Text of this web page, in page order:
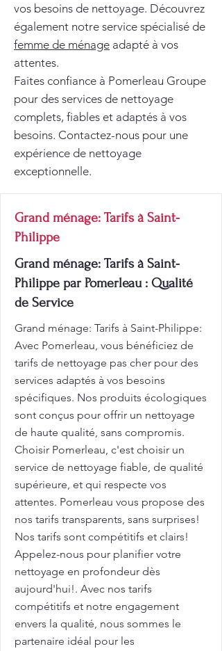
vos besoins de nettoyage. Découvrez
également notre service spécialisé de
femme de ménage adapté à vos
attentes.
Faites confiance à Pomerleau Groupe
pour des services de nettoyage
complets, fiables et adaptés à vos
besoins. Contactez-nous pour une
expérience de nettoyage
exceptionnelle.
Grand ménage: Tarifs à Saint-
Philippe
Grand ménage: Tarifs à Saint-
Philippe par Pomerleau : Qualité
de Service
Grand ménage: Tarifs à Saint-Philippe:
Avec Pomerleau, vous bénéficiez de
tarifs de nettoyage pas cher pour des
services adaptés à vos besoins
spécifiques. Nos produits écologiques
sont conçus pour offrir un nettoyage
de haute qualité, sans compromis.
Choisir Pomerleau, c'est choisir un
service de nettoyage fiable, de qualité
supérieure, et qui respecte vos
attentes. Pomerleau vous propose des
nos tarifs transparents, sans surprises!
Nos tarifs sont compétitifs et clairs!
Appelez-nous pour planifier votre
nettoyage en profondeur dès
aujourd'hui!. Avec nos tarifs
compétitifs et notre engagement
envers la qualité, nous sommes le
partenaire idéal pour les